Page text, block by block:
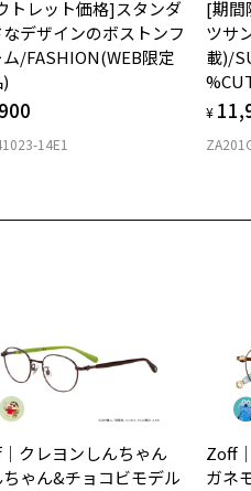
ト素材：ステンレス
トレット価格]スタンダ
デザインのボストンフ
ム/FASHION(WEB限定
14E1
[期間
ツサ
載)/
¥
クレヨンしんちゃん
ちゃん&チョコビモデル
Zoff
ガネ